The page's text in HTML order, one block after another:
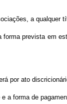
a
prevista em
por ato
a forma de